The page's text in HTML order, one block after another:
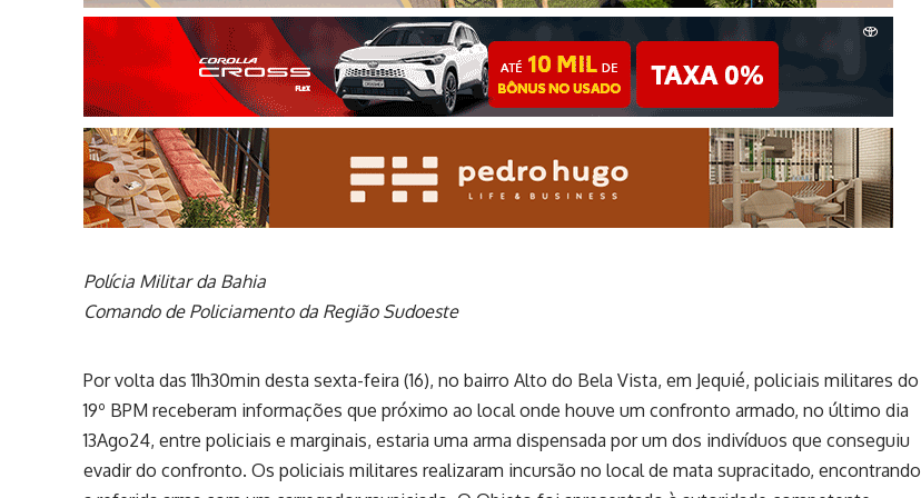
Polícia Militar da Bahia
Comando de Policiamento da Região Sudoeste
Por volta das 11h30min desta sexta-feira (16), no bairro Alto do Bela Vista, em Jequié, policiais militares do
19º BPM receberam informações que próximo ao local onde houve um confronto armado, no último dia
13Ago24, entre policiais e marginais, estaria uma arma dispensada por um dos indivíduos que conseguiu
evadir do confronto. Os policiais militares realizaram incursão no local de mata supracitado, encontrando